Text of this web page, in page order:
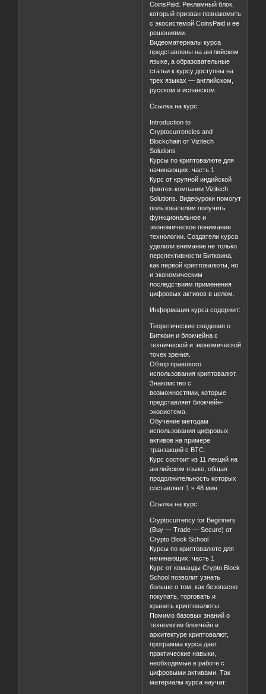
CoinsPaid. Рекламный блок,
который призван познакомить
с экосистемой CoinsPaid и ее
решениями.
Видеоматериалы курса
представлены на английском
языке, а образовательные
статьи к курсу доступны на
трех языках — английском,
русском и испанском.
Ссылка на курс:
Introduction to
Cryptocurrencies and
Blockchain от Vizitech
Solutions
Курсы по криптовалюте для
начинающих: часть 1
Курс от крупной индийской
финтех-компании Vizitech
Solutions. Видеоуроки помогут
пользователям получить
функциональное и
экономическое понимание
технологии. Создатели курса
уделили внимание не только
перспективности Биткоина,
как первой криптовалюты, но
и экономическим
последствиям применения
цифровых активов в целом.
Информация курса содержит:
Теоретические сведения о
Биткоин и блокчейна с
технической и экономической
точек зрения.
Обзор правового
использования криптовалют.
Знакомство с
возможностями, которые
представляет блокчейн-
экосистема.
Обучение методам
использования цифровых
активов на примере
транзакций с BTC.
Курс состоит из 11 лекций на
английском языке, общая
продолжительность которых
составляет 1 ч 48 мин.
Ссылка на курс:
Cryptocurrency for Beginners
(Buy — Trade — Secure) от
Crypto Block School
Курсы по криптовалюте для
начинающих: часть 1
Курс от команды Crypto Block
School позволит узнать
больше о том, как безопасно
покупать, торговать и
хранить криптовалюты.
Помимо базовых знаний о
технологии блокчейн и
архитектуре криптовалют,
программа курса дает
практические навыки,
необходимые в работе с
цифровыми активами. Так
материалы курса научат: